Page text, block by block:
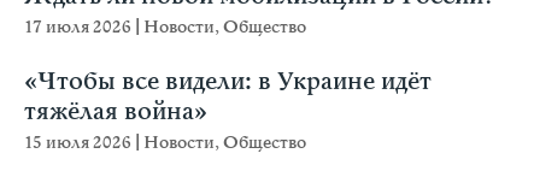
17 июля 2026 Новости,Общество
«Чтобы все видели: в Украине идёт
тяжёлая война»
15 июля 2026 Новости,Общество